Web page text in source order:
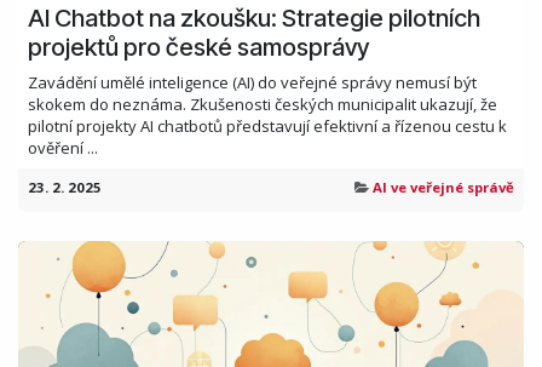
AI Chatbot na zkoušku: Strategie pilotních
projektů pro české samosprávy
Zavádění umělé inteligence (AI) do veřejné správy nemusí být
skokem do neznáma. Zkušenosti českých municipalit ukazují, že
pilotní projekty AI chatbotů představují efektivní a řízenou cestu k
ověření ...
23. 2. 2025 AI ve veřejné správě